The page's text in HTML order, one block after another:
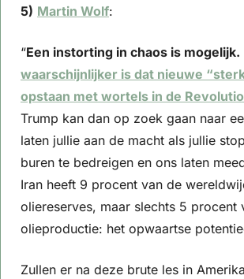
5) Martin Wolf:
“Een instorting in chaos is mogelijk.
waarschijnlijker is dat nieuwe
opstaan met wortels in de
Trump kan dan op zoek gaan naar
laten jullie aan de macht als jullie
buren te bedreigen en ons laten
Iran heeft 9 procent van de
oliereserves, maar slechts 5 procent
olieproductie: het opwaartse
Zullen er na deze brute les in